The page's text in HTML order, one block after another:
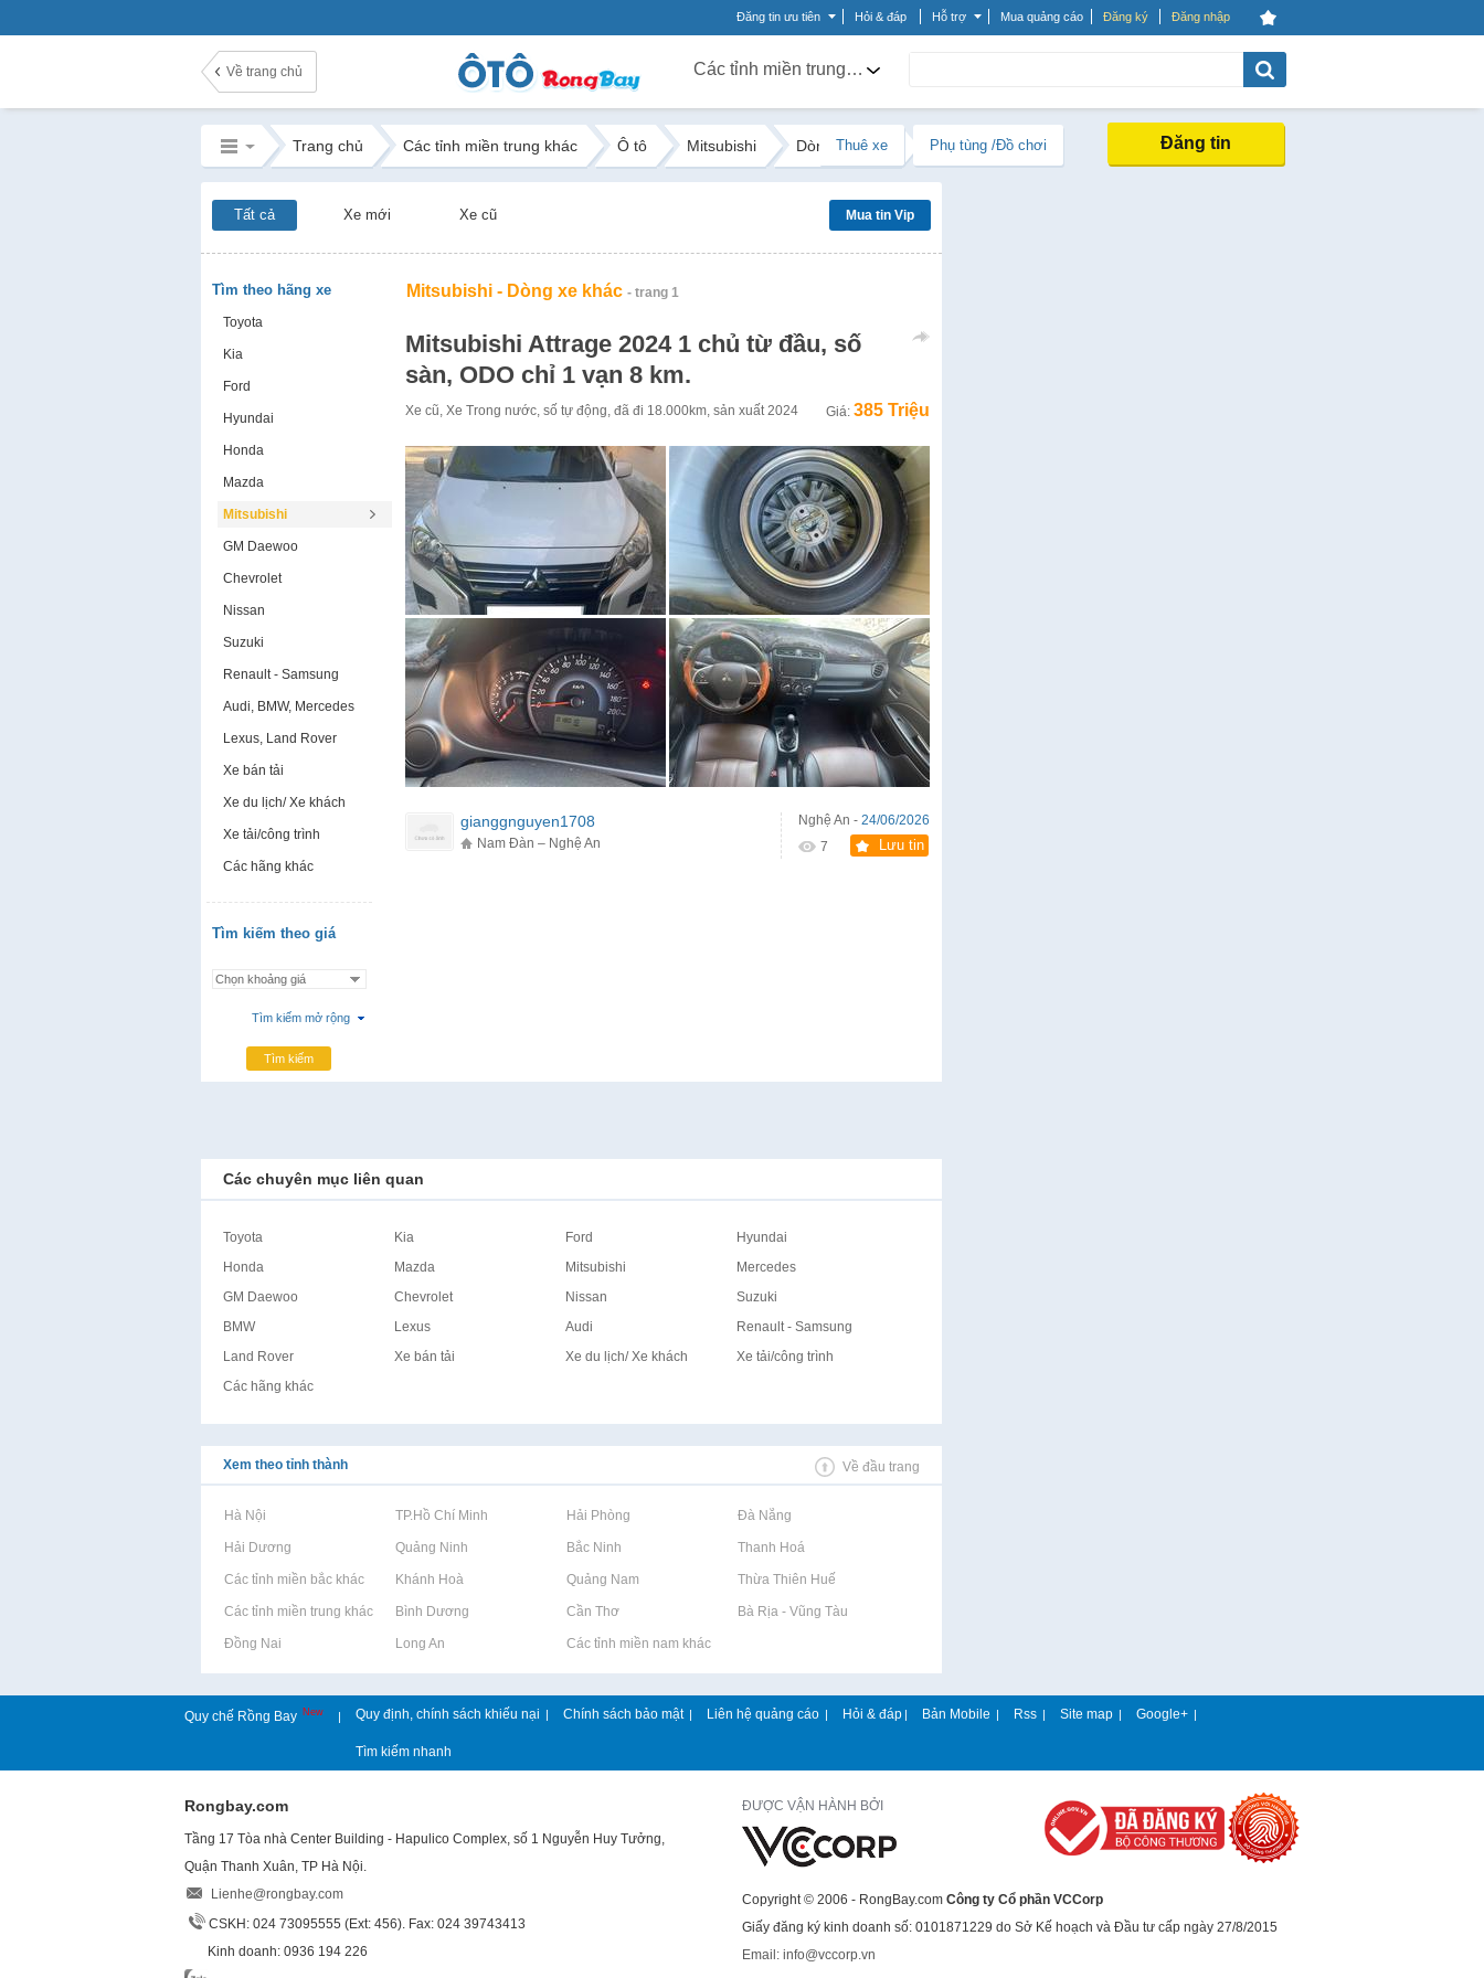
Đăng tin ưu tiên Hỏi & đáp Hỗ trợ Mua quảng cáo Đăng ký Đăng nhập
Về trang chủ Các tỉnh miền trung khác
Trang chủ Các tỉnh miền trung khác Ô tô Mitsubishi Dòng xe khác
Thuê xe Phụ tùng /Đồ chơi Đăng tin
Tất cả Xe mới Xe cũ Mua tin Vip
Tìm theo hãng xe
Toyota
Kia
Ford
Hyundai
Honda
Mazda
Mitsubishi
GM Daewoo
Chevrolet
Nissan
Suzuki
Renault - Samsung
Audi, BMW, Mercedes
Lexus, Land Rover
Xe bán tải
Xe du lịch/ Xe khách
Xe tải/công trình
Các hãng khác
Tìm kiếm theo giá
Tìm kiếm mở rộng
Tìm kiếm
Mitsubishi - Dòng xe khác - trang 1
Mitsubishi Attrage 2024 1 chủ từ đầu, số
sàn, ODO chỉ 1 vạn 8 km.
Xe cũ, Xe Trong nước, số tự động, đã đi 18.000km, sản xuất2024 Giá: 385 Triệu
gianggnguyen1708
Nam Đàn – Nghệ An
Nghệ An - 24/06/2026
7
Lưu tin
Các chuyên mục liên quan
Toyota Kia Ford
Hyundai
Honda
Mazda Mitsubishi
Mercedes
GM Daewoo
Chevrolet Nissan
Suzuki
BMW
Lexus Audi
Renault - Samsung
Land Rover
Xe bán tải Xe du lịch/ Xe khách
Xe tải/công trình
Các hãng khác
Xem theo tỉnh thành Về đầu trang
Rao vặt tại Hà Nội Rao vặt tại TP.Hồ Chí Minh Rao vặt tại Hải Phòng Rao vặt tại Đà Nẵng
Rao vặt tại Hải Dương Rao vặt tại Quảng Ninh Rao vặt tại Bắc Ninh Rao vặt tại Thanh Hoá
Rao vặt tại Các tỉnh miền bắc khácRao vặt tại Khánh Hoà Rao vặt tại Quảng Nam Rao vặt tại Thừa Thiên Huế
Rao vặt tại Các tỉnh miền trung khácRao vặt tại Bình Dương Rao vặt tại Cần Thơ Rao vặt tại Bà Rịa - Vũng Tàu
Rao vặt tại Đồng Nai Rao vặt tại Long An Rao vặt tại Các tỉnh miền nam khác
Quy chế Rồng Bay New | Quy định, chính sách khiếu nại | Chính sách bảo mật | Liên hệ quảng cáo | Hỏi & đáp | Bản Mobile | Rss | Site map | Google+ |
Tìm kiếm nhanh
Rongbay.com
Tầng 17 Tòa nhà Center Building - Hapulico Complex, số 1 Nguyễn Huy Tưởng,
Quận Thanh Xuân, TP Hà Nội.
Lienhe@rongbay.com
CSKH: 024 73095555 (Ext: 456). Fax: 024 39743413
Kinh doanh: 0936 194 226
ĐƯỢC VẬN HÀNH BỞI
Copyright © 2006 - RongBay.com Công ty Cổ phần VCCorp
Giấy đăng ký kinh doanh số: 0101871229 do Sở Kế hoạch và Đầu tư cấp ngày 27/8/2015
Email: info@vccorp.vn